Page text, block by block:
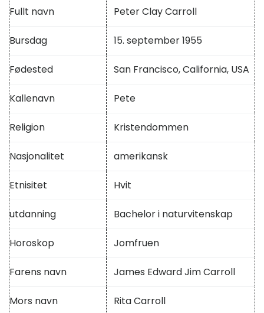
Fullt navn Peter Clay Carroll
Bursdag 15. september 1955
Fødested San Francisco, California, USA
Kallenavn Pete
Religion Kristendommen
Nasjonalitet amerikansk
Etnisitet Hvit
utdanning Bachelor i naturvitenskap
Horoskop Jomfruen
Farens navn James Edward Jim Carroll
Mors navn Rita Carroll